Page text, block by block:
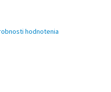
hodnotenia